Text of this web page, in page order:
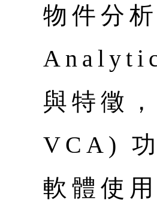
物件分
與特徵
VCA)
軟體使